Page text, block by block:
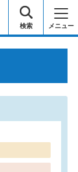
検索 メニュー